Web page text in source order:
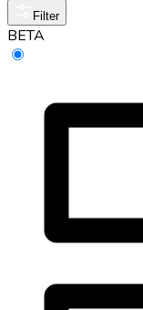
Filter
BETA